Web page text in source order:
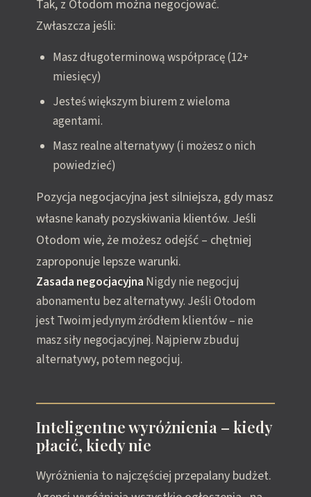
Tak, z Otodom można negocjować.
Zwłaszcza jeśli:
Masz długoterminową współpracę (12+
miesięcy)
Jesteś większym biurem z wieloma
agentami.
Masz realne alternatywy (i możesz o nich
powiedzieć)
Pozycja negocjacyjna jest silniejsza, gdy masz
własne kanały pozyskiwania klientów. Jeśli
Otodom wie, że możesz odejść – chętniej
zaproponuje lepsze warunki.
Zasada negocjacyjna Nigdy nie negocjuj
abonamentu bez alternatywy. Jeśli Otodom
jest Twoim jedynym żródłem klientów – nie
masz siły negocjacyjnej. Najpierw zbuduj
alternatywy, potem negocjuj.
Inteligentne wyróżnienia – kiedy
płacić, kiedy nie
Wyróżnienia to najczęściej przepalany budżet.